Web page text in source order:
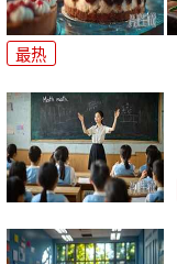
最热